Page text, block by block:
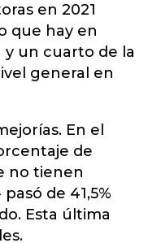
en 2021
que hay en
un cuarto de la
general en
En el
de
no tienen
de 41,5%
Esta última